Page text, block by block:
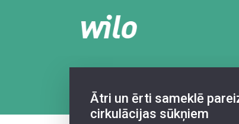
Ātri un ērti sameklē
cirkulācijas sūkņiem